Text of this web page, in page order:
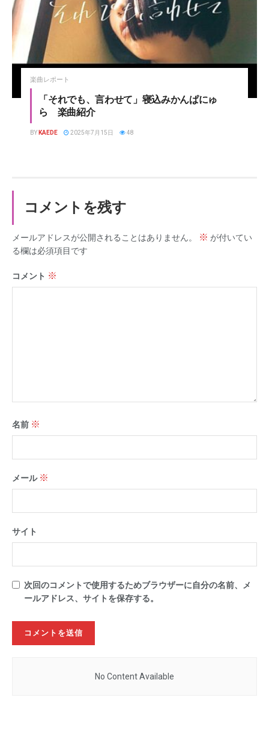
楽曲レポート
「それでも、言わせて」寝込みかんぱにゅ
ら 楽曲紹介
BY KAEDE 2025年7月15日 48
コメントを残す
メールアドレスが公開されることはありません。 ※ が付いてい
る欄は必須項目です
コメント ※
名前 ※
メール ※
サイト
次回のコメントで使用するためブラウザーに自分の名前、メ
ールアドレス、サイトを保存する。
No Content Available